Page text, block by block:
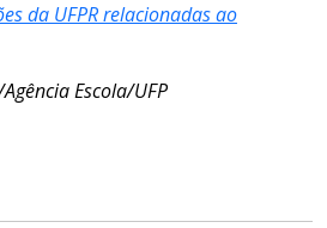
da UFPR relacionadas ao
Escola/UFP